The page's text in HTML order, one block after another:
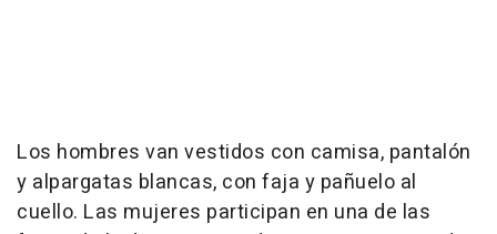
Los hombres van vestidos con camisa, pantalón
y alpargatas blancas, con faja y pañuelo al
cuello. Las mujeres participan en una de las